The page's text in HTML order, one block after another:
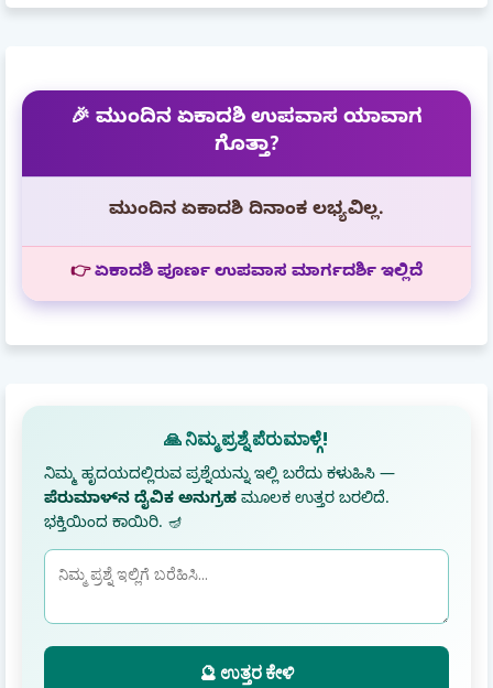
🎉 ಮುಂದಿನ ಏಕಾದಶಿ ಉಪವಾಸ ಯಾವಾಗ
ಗೊತ್ತಾ?
ಮುಂದಿನ ಏಕಾದಶಿ ದಿನಾಂಕ ಲಭ್ಯವಿಲ್ಲ.
👉ಏಕಾದಶಿ ಪೂರ್ಣ ಉಪವಾಸ ಮಾರ್ಗದರ್ಶಿ ಇಲ್ಲಿದೆ
🙏 ನಿಮ್ಮ ಪ್ರಶ್ನೆ ಪೆರುಮಾಳ್ಗೆ!
ನಿಮ್ಮ ಹೃದಯದಲ್ಲಿರುವ ಪ್ರಶ್ನೆಯನ್ನು ಇಲ್ಲಿ ಬರೆದು ಕಳುಹಿಸಿ —
ಪೆರುಮಾಳ್‌ನ ದೈವಿಕ ಅನುಗ್ರಹ ಮೂಲಕ ಉತ್ತರ ಬರಲಿದೆ.
ಭಕ್ತಿಯಿಂದ ಕಾಯಿರಿ. 🪔
🔮 ಉತ್ತರ ಕೇಳಿ